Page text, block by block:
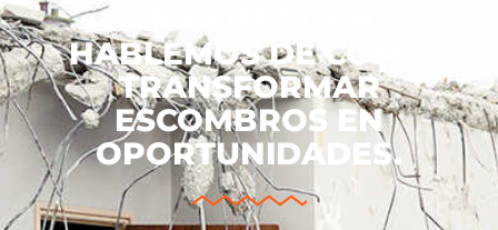
SAN SEBASTIÁN?
HABLEMOS DE CÓMO
TRANSFORMAR
ESCOMBROS EN
OPORTUNIDADES.